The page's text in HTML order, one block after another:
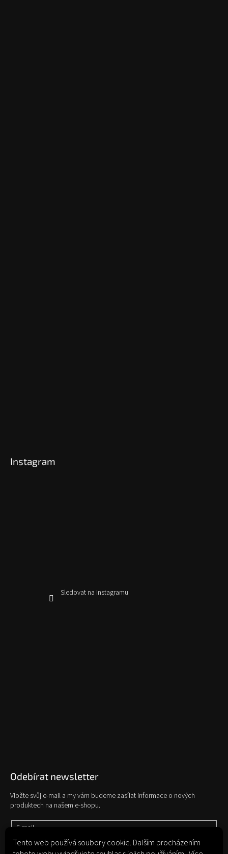
Tento web používá soubory cookie. Dalším procházením
Instagram
Sledovat na Instagramu
Odebírat newsletter
Vložte svůj e-mail a my vám budeme zasílat informace o nových
produktech na našem e-shopu.
E-mail